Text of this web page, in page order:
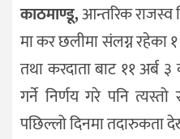
राजनीति
काठमाण्डू,आन्तरिक राजस्व
मा कर छलीमा संलग्न रहेका
तथा करदाता बाट ११ अर्ब
गर्ने निर्णय गरे पनि
पछिल्लो दिनमा तदारुकता